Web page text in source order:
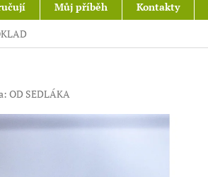
Můj příběh Kontakty
OD SEDLÁKA